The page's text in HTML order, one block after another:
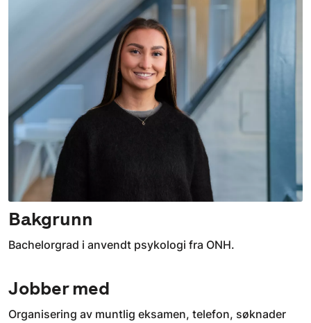
Bakgrunn
Bachelorgrad i anvendt psykologi fra ONH.
Jobber med
Organisering av muntlig eksamen, telefon, søknader